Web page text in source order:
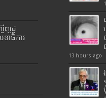
ើញជួ
ាធិការ
13 hours ago